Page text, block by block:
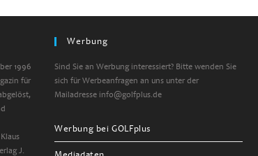
1996
für
J.
Werbung
Sind Sie an Werbung interessiert? Bitte wenden Sie
sich für Werbeanfragen an uns unter der
Mailadresse info@golfplus.de
Werbung bei GOLFplus